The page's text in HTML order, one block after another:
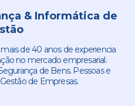
& Informática de
de 40 anos de experiencia
no mercado empresarial.
de Bens. Pessoas e
de Empresas.